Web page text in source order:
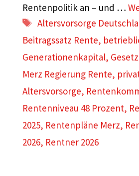
Rentenpolitik an – und …
Schlagwörter
Altersvorsorge
Beitragssatz Rente,
Generationenkapital,
Merz Regierung Rente,
Altersvorsorge,
Rentenniveau 48 Prozent,
2025, Rentenpläne Merz,
2026, Rentner 2026